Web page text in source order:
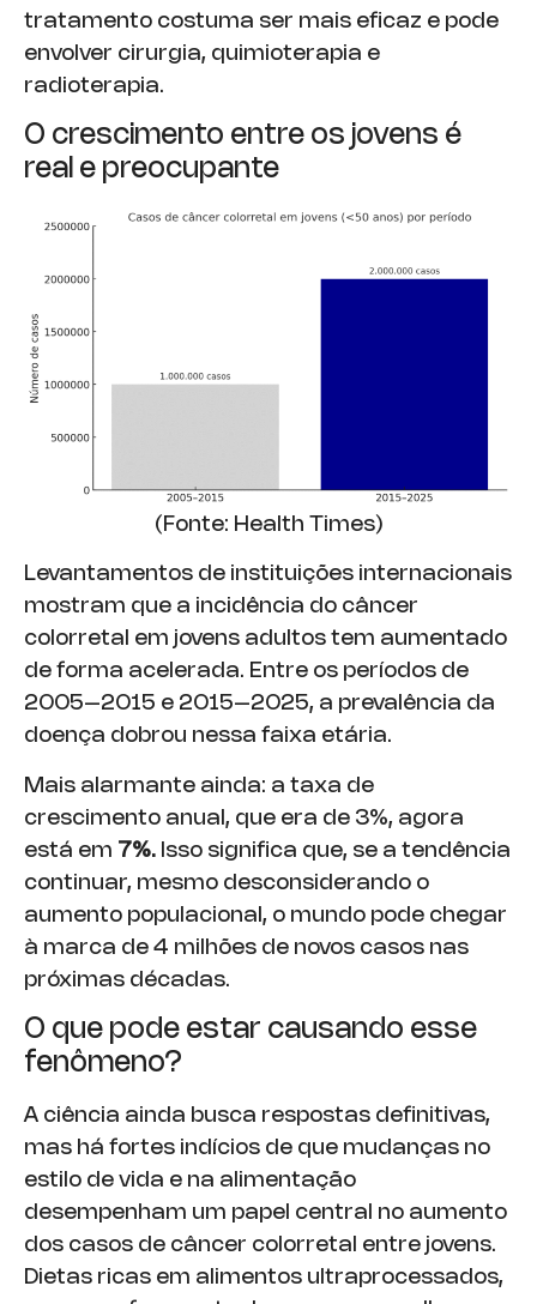
tratamento costuma ser mais eficaz e pode
envolver cirurgia, quimioterapia e
radioterapia.
O crescimento entre os jovens é
real e preocupante
(Fonte: Health Times)
Levantamentos de instituições internacionais
mostram que a incidência do câncer
colorretal em jovens adultos tem aumentado
de forma acelerada. Entre os períodos de
2005–2015 e 2015–2025, a prevalência da
doença dobrou nessa faixa etária.
Mais alarmante ainda: a taxa de
crescimento anual, que era de 3%, agora
está em 7%. Isso significa que, se a tendência
continuar, mesmo desconsiderando o
aumento populacional, o mundo pode chegar
à marca de 4 milhões de novos casos nas
próximas décadas.
O que pode estar causando esse
fenômeno?
A ciência ainda busca respostas definitivas,
mas há fortes indícios de que mudanças no
estilo de vida e na alimentação
desempenham um papel central no aumento
dos casos de câncer colorretal entre jovens.
Dietas ricas em alimentos ultraprocessados,